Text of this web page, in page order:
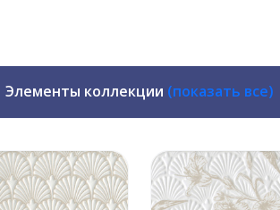
Элементы коллекции (показать все)